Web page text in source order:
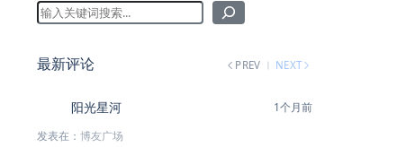
最新评论 PREV NEXT
阳光星河
1个月前
发表在： 博友广场